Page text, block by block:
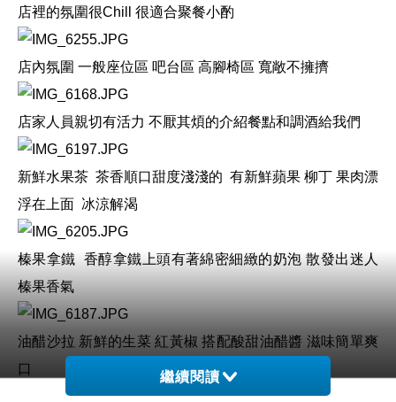
店裡的氛圍很Chill 很適合聚餐小酌
店內氛圍 一般座位區 吧台區 高腳椅區 寬敞不擁擠
店家人員親切有活力 不厭其煩的介紹餐點和調酒給我們
新鮮水果茶 茶香順口甜度淺淺的 有新鮮蘋果 柳丁 果肉漂
浮在上面 冰涼解渴
榛果拿鐵 香醇拿鐵上頭有著綿密細緻的奶泡 散發出迷人
榛果香氣
油醋沙拉 新鮮的生菜 紅黃椒 搭配酸甜油醋醬 滋味簡單爽
口
繼續閱讀